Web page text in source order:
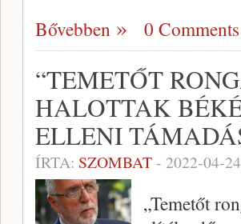
Bővebben 0 Comments
“TEMETŐT
HALOTTAK
ELLENI
ÍRTA: SZOMBAT- 2022-04-24
„Temetőt